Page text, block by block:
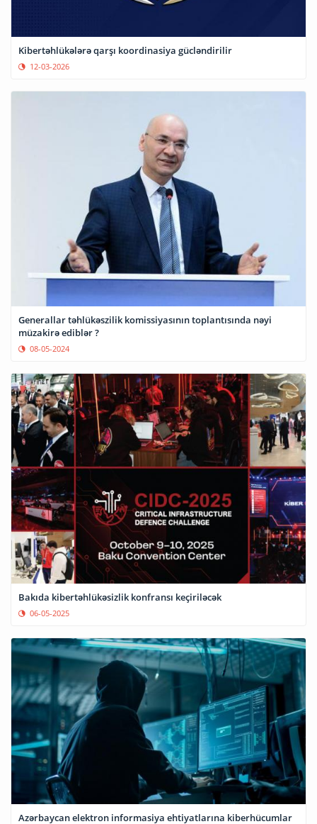
Kibertəhlükələrə qarşı koordinasiya gücləndirilir
12-03-2026
Generallar təhlükəszilik komissiyasının toplantısında nəyi
müzakirə ediblər ?
08-05-2024
Bakıda kibertəhlükəsizlik konfransı keçiriləcək
06-05-2025
Azərbaycan elektron informasiya ehtiyatlarına kiberhücumlar